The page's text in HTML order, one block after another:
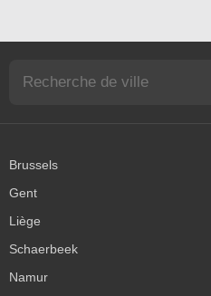
Brussels
Gent
Liège
Schaerbeek
Namur